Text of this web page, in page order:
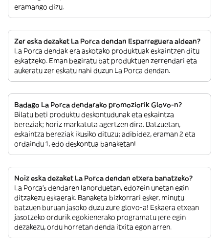
eramango dizu.
Zer eska dezaket La Porca dendan Esparreguera aldean?
La Porca dendak era askotako produktuak eskaintzen ditu
eskatzeko. Eman begiratu bat produktuen zerrendari eta
aukeratu zer eskatu nahi duzun La Porca dendan.
Badago La Porca dendarako promoziorik Glovo-n?
Bilatu beti produktu deskontudunak eta eskaintza
bereziak; horiz markatuta agertzen dira. Batzuetan,
eskaintza bereziak ikusiko dituzu; adibidez, eraman 2 eta
ordaindu 1, edo deskontua banaketan!
Noiz eska dezaket La Porca dendan etxera banatzeko?
La Porca’s dendaren lanorduetan, edozein unetan egin
ditzakezu eskaerak. Banaketa bizkorrari esker, minutu
batzuen buruan jasoko duzu zure glovo-a! Eskaera etxean
jasotzeko ordurik egokienerako programatu ¡ere egin
dezakezu, ordu horretan denda itxita egon arren.